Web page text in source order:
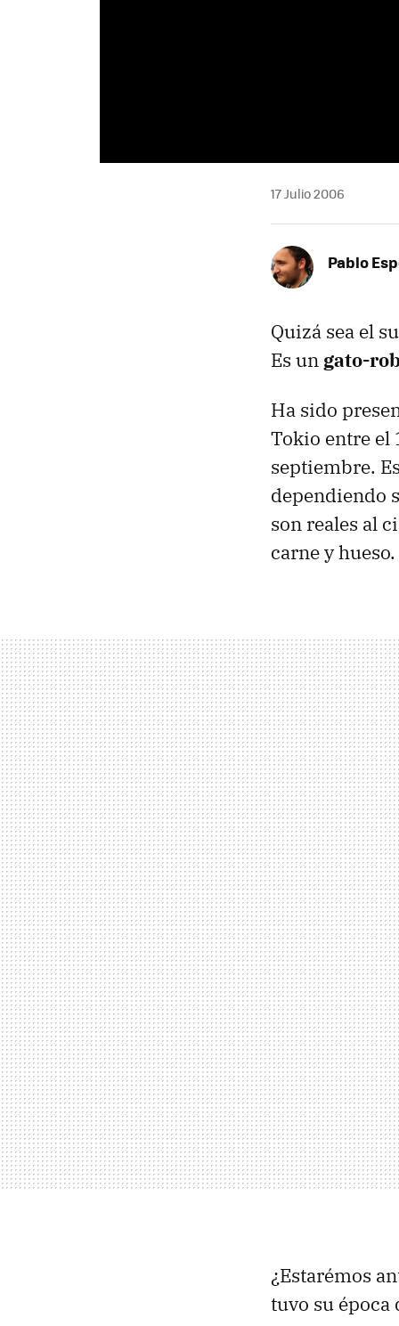
17 Julio 2006
Pablo
Quizá sea el
Es un gato-
Ha sido
Tokio entre el
septiembre.
dependiendo
son reales al
carne y hueso.
¿Estarémos
tuvo su época